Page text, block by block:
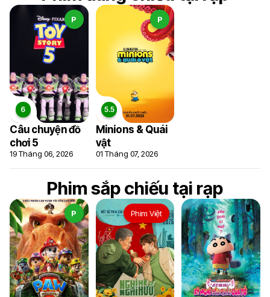
P
Câu chuyện đồ
chơi 5
19 Tháng 06, 2026
P
Minions & Quái
vật
01 Tháng 07, 2026
Phim sắp chiếu tại rạp
P Phim Việt